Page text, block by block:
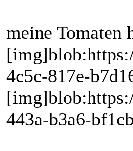
meine Tomaten
4c5c-817e-
443a-b3a6-